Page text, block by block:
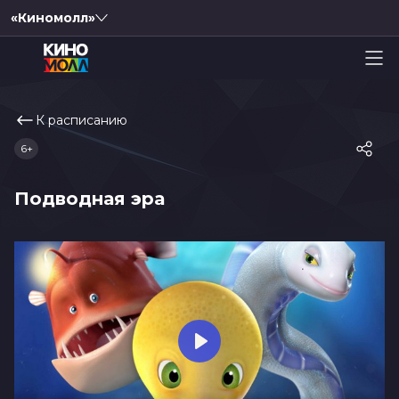
«Киномолл»
К расписанию
Подводная эра
6+
Play